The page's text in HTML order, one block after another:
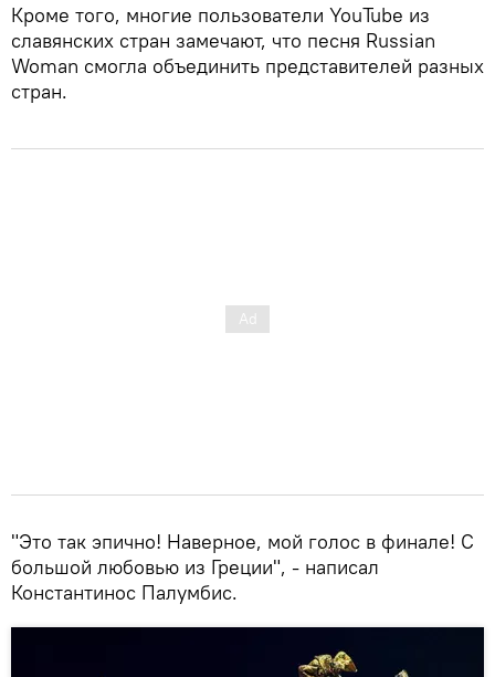
Кроме того, многие пользователи YouTube из
славянских стран замечают, что песня Russian
Woman смогла объединить представителей разных
стран.
"Это так эпично! Наверное, мой голос в финале! С
большой любовью из Греции", - написал
Константинос Палумбис.